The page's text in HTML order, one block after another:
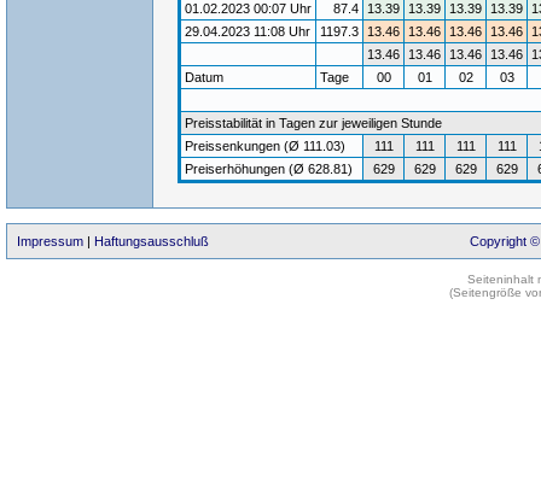
01.02.2023 00:07 Uhr
87.4 13.39 13.39 13.39 13.39
29.04.2023 11:08 Uhr
1197.3 13.46 13.46 13.46 13.46
13.46
13.46 13.46 13.46
Datum
Tage 00 01 02 03
Preisstabilität in Tagen zur jeweiligen Stunde
Preissenkungen (Ø 111.03)
111 111 111 111
Preiserhöhungen (Ø 628.81)
629 629 629 629
Impressum | Haftungsausschluß Copyright ©
Seiteninhalt
(Seitengröße